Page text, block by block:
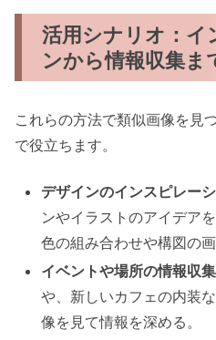
活用シナリオ：イ
ンから情報収集ま
これらの方法で類似画像を見
で役立ちます。
デザインのインスピレー
ンやイラストのアイデア
色の組み合わせや構図の
イベントや場所の情報収
や、新しいカフェの内装
像を見て情報を深める。